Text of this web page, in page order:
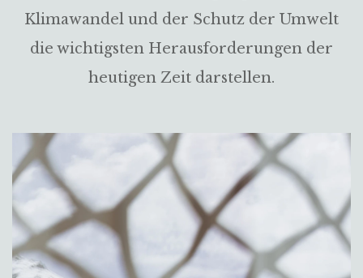
Klimawandel und der Schutz der Umwelt
die wichtigsten Herausforderungen der
heutigen Zeit darstellen.